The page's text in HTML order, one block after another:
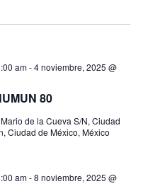
80
am-4 noviembre, 2025 @
de la Cueva S/N, Ciudad
Ciudad de México, México
am-8 noviembre, 2025 @